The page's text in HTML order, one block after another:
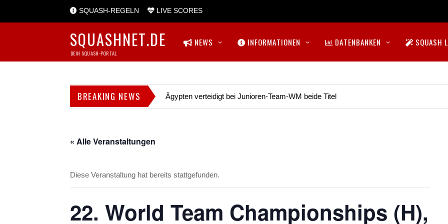
SQUASH-REGELN LIVE SCORES
SQUASHNET.DE
DEIN SQUASH-PORTAL
NEWS INFORMATIONEN DATENBANKEN SQUASH
BREAKING NEWS Ägypten verteidigt bei Junioren-Team-WM beide Titel
« Alle Veranstaltungen
Diese Veranstaltung hat bereits stattgefunden.
22. World Team Championships (H),